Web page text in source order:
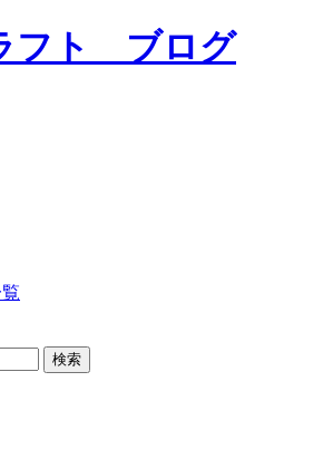
フト ブログ